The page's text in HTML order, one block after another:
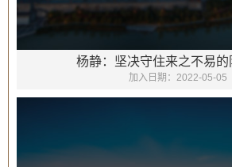
杨静：坚决守住来之不易的
加入日期： 2022-05-05